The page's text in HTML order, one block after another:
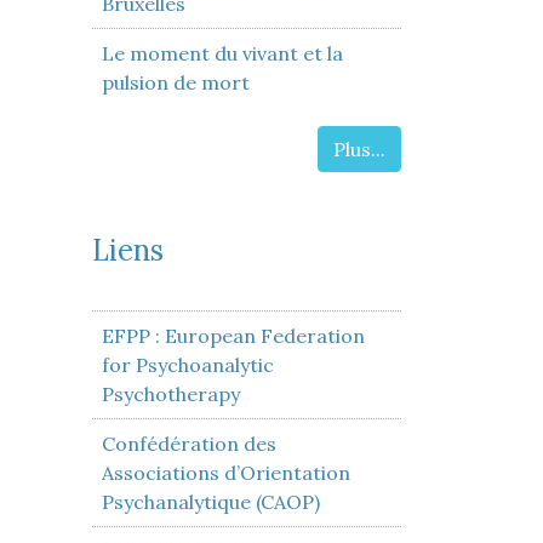
Le moment du vivant et la
pulsion de mort
Plus...
Liens
EFPP : European Federation
for Psychoanalytic
Psychotherapy
Confédération des
Associations d’Orientation
Psychanalytique (CAOP)